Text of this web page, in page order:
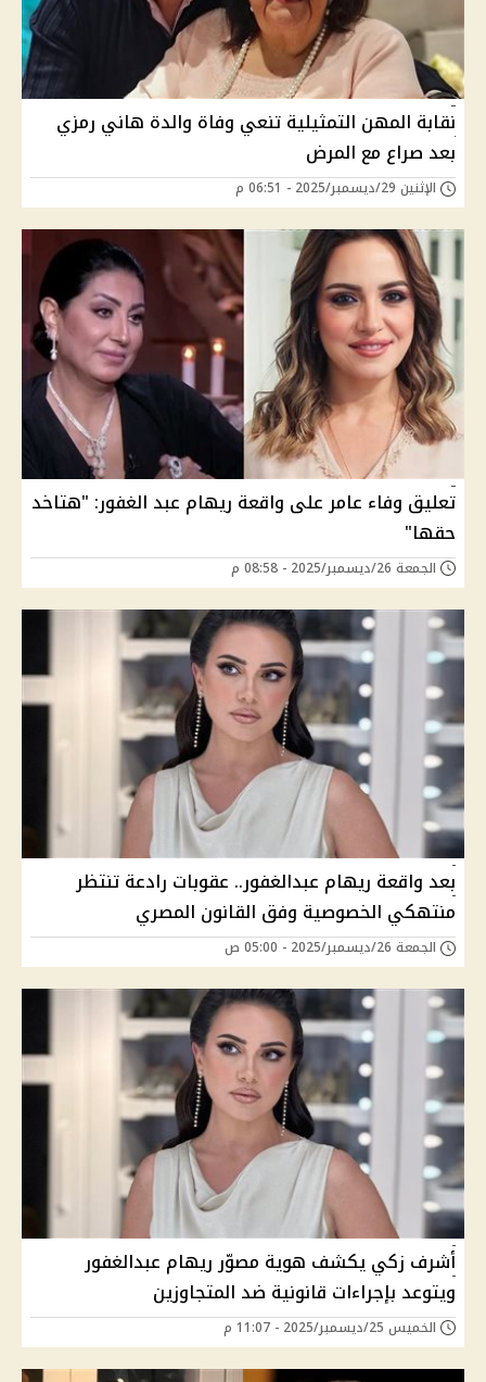
نقابة المهن التمثيلية تنعي وفاة والدة هاني رمزي
بعد صراع مع المرض
الإثنين 29/ديسمبر/2025 - 06:51 م
تعليق وفاء عامر على واقعة ريهام عبد الغفور: "هتاخد
حقها"
الجمعة 26/ديسمبر/2025 - 08:58 م
بعد واقعة ريهام عبدالغفور.. عقوبات رادعة تنتظر
منتهكي الخصوصية وفق القانون المصري
الجمعة 26/ديسمبر/2025 - 05:00 ص
أشرف زكي يكشف هوية مصوّر ريهام عبدالغفور
ويتوعد بإجراءات قانونية ضد المتجاوزين
الخميس 25/ديسمبر/2025 - 11:07 م